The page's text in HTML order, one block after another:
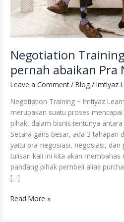
Negotiation
pernah abaikan Pra
Leave a Comment /Blog /Imtiyaz
Negotiation Training ~ Imtiyaz
merupakan suatu proses
pihak, dalam bisnis tentunya
Secara garis besar, ada 3 tahapan
yaitu pra-negosiasi, negosiasi, dan
tulisan kali ini kita akan membahas
pandang pihak pembeli alias
[…]
Read More »